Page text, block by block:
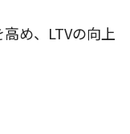
め、LTVの向上